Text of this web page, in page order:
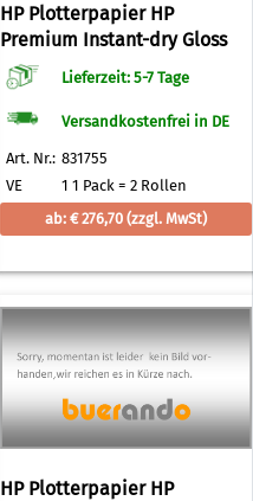
HP Plotterpapier HP
Premium Instant-dry Gloss
Photo Paper 260 g/qm 610,0
mm x 22,9 m
Lieferzeit: 5-7 Tage
Versandkostenfrei in DE
Art. Nr.: 831755
VE
1 1 Pack = 2 Rollen
ab: € 276,70 (zzgl. MwSt)
HP Plotterpapier HP